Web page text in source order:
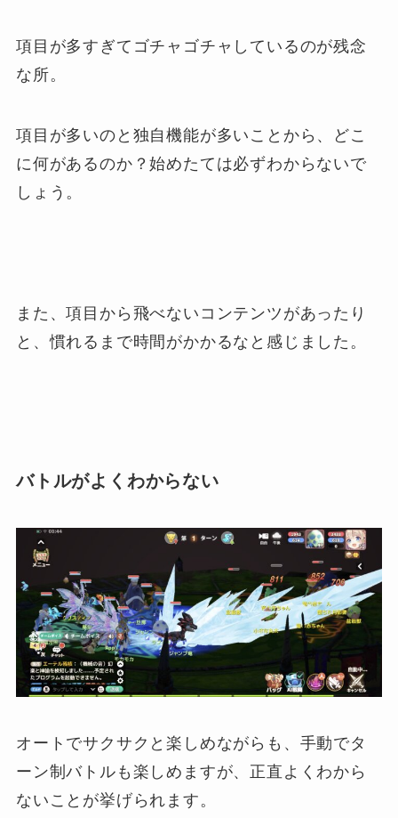
項目が多すぎてゴチャゴチャしているのが残念
な所。
項目が多いのと独自機能が多いことから、どこ
に何があるのか？始めたては必ずわからないで
しょう。
また、項目から飛べないコンテンツがあったり
と、慣れるまで時間がかかるなと感じました。
バトルがよくわからない
オートでサクサクと楽しめながらも、手動でタ
ーン制バトルも楽しめますが、正直よくわから
ないことが挙げられます。